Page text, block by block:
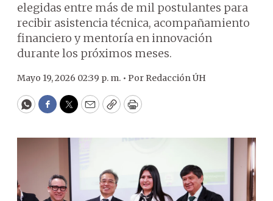
elegidas entre más de mil postulantes para
recibir asistencia técnica, acompañamiento
financiero y mentoría en innovación
durante los próximos meses.
Mayo 19, 2026 02:39 p. m. • Por Redacción ÚH
WhatsApp
Facebook
Twitter
EmailCopyPrint